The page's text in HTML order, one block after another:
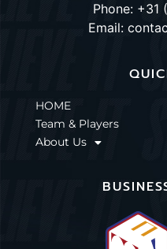
Phone: +31
Email:
HOME
Team & Players
About Us